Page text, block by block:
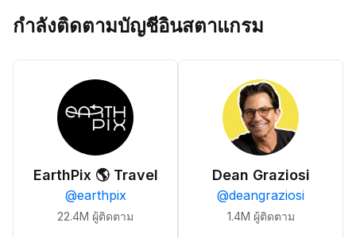
กำลังติดตามบัญชีอินสตาแกรม
EarthPix 🌎 Travel
@earthpix
22.4M ผู้ติดตาม
Dean Graziosi
@deangraziosi
1.4M ผู้ติดตาม